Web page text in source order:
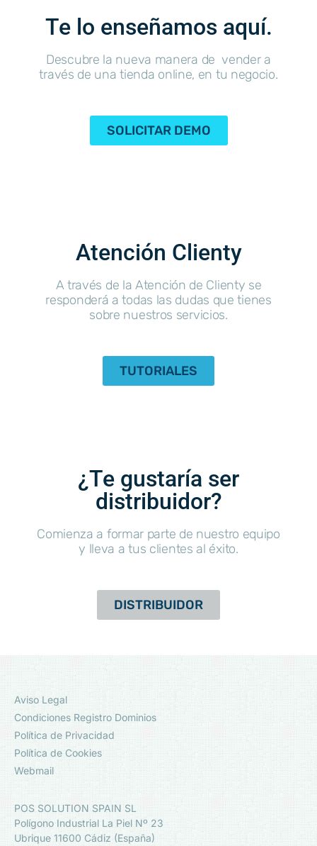
Te lo enseñamos aquí.
Descubre la nueva manera de vender a
través de una tienda online, en tu negocio.
SOLICITAR DEMO
Atención Clienty
A través de la Atención de Clienty se
responderá a todas las dudas que tienes
sobre nuestros servicios.
TUTORIALES
¿Te gustaría ser
distribuidor?
Comienza a formar parte de nuestro equipo
y lleva a tus clientes al éxito.
DISTRIBUIDOR
Aviso Legal
Condiciones Registro Dominios
Política de Privacidad
Política de Cookies
Webmail
POS SOLUTION SPAIN SL
Polígono Industrial La Piel Nº 23
Ubrique 11600 Cádiz (España)